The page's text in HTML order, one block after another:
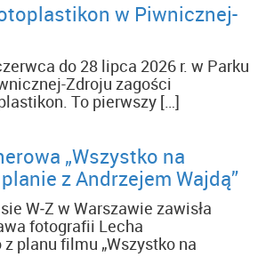
w Piwnicznej-
do 28 lipca 2026 r. w Parku
Zdroju zagości
To pierwszy […]
„Wszystko na
z Andrzejem Wajdą”
W‑Z w Warszawie zawisła
fotografii Lecha
planu filmu „Wszystko na